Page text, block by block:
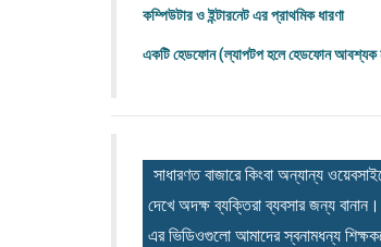
কম্পিউটারও ইন্টারনেট এর প্রাথমিক ধারণা
একটি হেডফোন (ল্যাপটপ হলে হেডফোন আবশ্যক
সাধারণত বাজারে কিংবা অন্যান্য
দেখে অদক্ষ ব্যক্তিরা ব্যবসার জন্য
এর ভিডিওগুলো আমাদের স্বনামধন্য